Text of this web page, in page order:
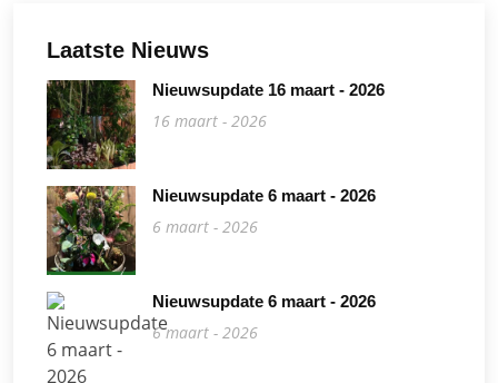
Laatste Nieuws
Nieuwsupdate 16 maart - 2026
16 maart - 2026
Nieuwsupdate 6 maart - 2026
6 maart - 2026
Nieuwsupdate 6 maart - 2026
6 maart - 2026